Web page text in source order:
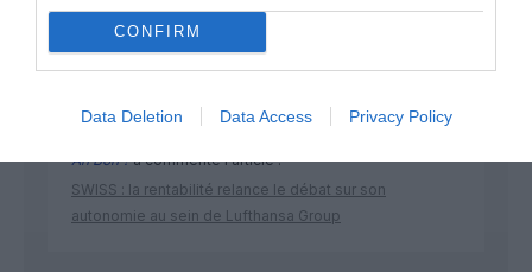
CONFIRM
Data Deletion Data Access Privacy Policy
Davea commenté l'article :
Flynas ouvre une ligne directe entre Médine et
Bruxelles
Ah Bon ?a commenté l'article :
SWISS : la rentabilité relance le débat sur son
autonomie au sein de Lufthansa Group